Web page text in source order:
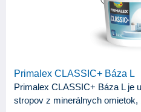
Primalex CLASSIC+ Báza L
Primalex CLASSIC+ Báza L je
stropov z minerálnych omietok,